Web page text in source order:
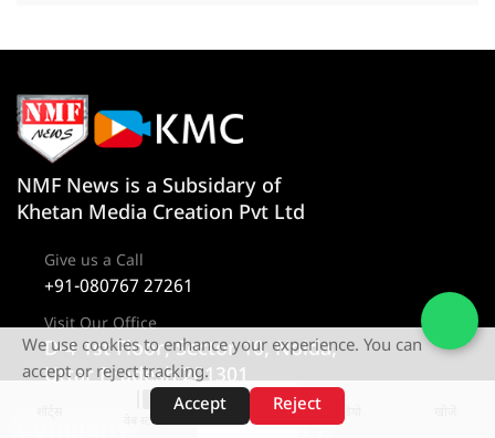
वेब स्टोरीज़
NMF News is a Subsidary of
Khetan Media Creation Pvt Ltd
Give us a Call
+91-080767 27261
Visit Our Office
D-4 1st Floor, Sector 10, Noida,
Uttar Pradesh 201301
Category
We use cookies to enhance your experience. You can
accept or reject tracking.
Accept
Reject